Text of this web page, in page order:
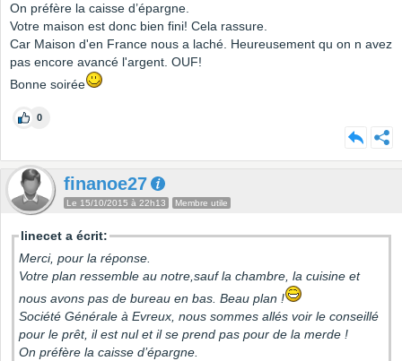
On préfère la caisse d’épargne.
Votre maison est donc bien fini! Cela rassure.
Car Maison d'en France nous a laché. Heureusement qu on n avez
pas encore avancé l'argent. OUF!
Bonne soirée
0
finanoe27
Le 15/10/2015 à 22h13 Membre utile
linecet a écrit:
Merci, pour la réponse.
Votre plan ressemble au notre,sauf la chambre, la cuisine et
nous avons pas de bureau en bas. Beau plan !
Société Générale à Evreux, nous sommes allés voir le conseillé
pour le prêt, il est nul et il se prend pas pour de la merde !
On préfère la caisse d’épargne.